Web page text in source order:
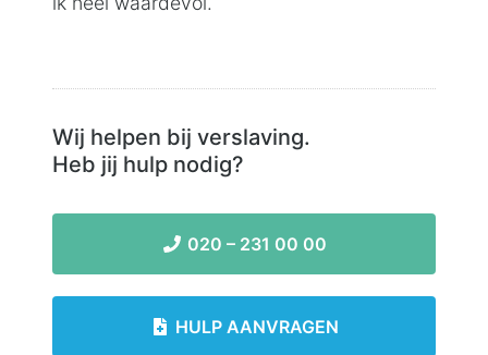
Wij helpen bij verslaving.
Heb jij hulp nodig?
020 – 231 00 00
HULP AANVRAGEN